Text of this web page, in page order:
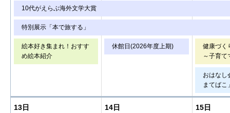
10代がえらぶ海外文学大賞
特別展示「本で旅する」
絵本好き集まれ！おすす
め絵本紹介
休館日(2026年度上期)
健康づく
～子育て
おはなし
まてばこ
13日 14日 15日